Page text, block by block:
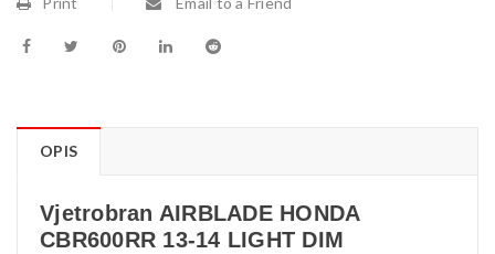
OPIS
Vjetrobran AIRBLADE HONDA
CBR600RR 13-14 LIGHT DIM